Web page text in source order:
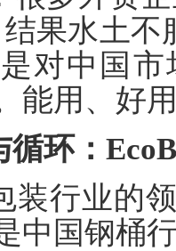
果水土
对中国
能用、好
循环：
装行业的
中国钢桶